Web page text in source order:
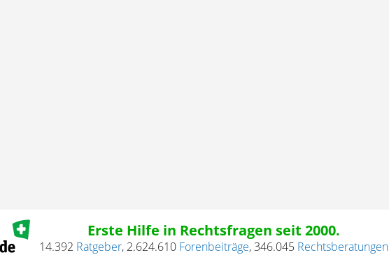
Erste Hilfe in Rechtsfragen seit 2000.
14.392 Ratgeber, 2.624.610 Forenbeiträge,346.045 Rechtsberatungen